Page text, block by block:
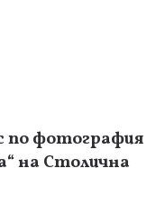
по фотография
на Столична